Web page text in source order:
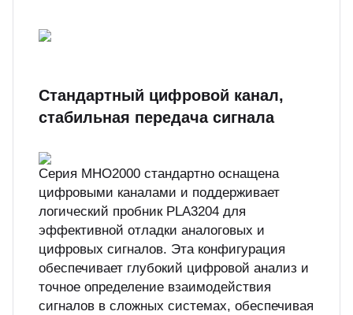
Стандартный цифровой канал,
стабильная передача сигнала
Серия MHO2000 стандартно оснащена
цифровыми каналами и поддерживает
логический пробник PLA3204 для
эффективной отладки аналоговых и
цифровых сигналов. Эта конфигурация
обеспечивает глубокий цифровой анализ и
точное определение взаимодействия
сигналов в сложных системах, обеспечивая